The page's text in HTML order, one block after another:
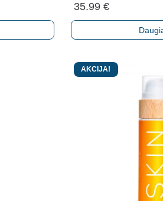
35.99 €
AKCIJA!